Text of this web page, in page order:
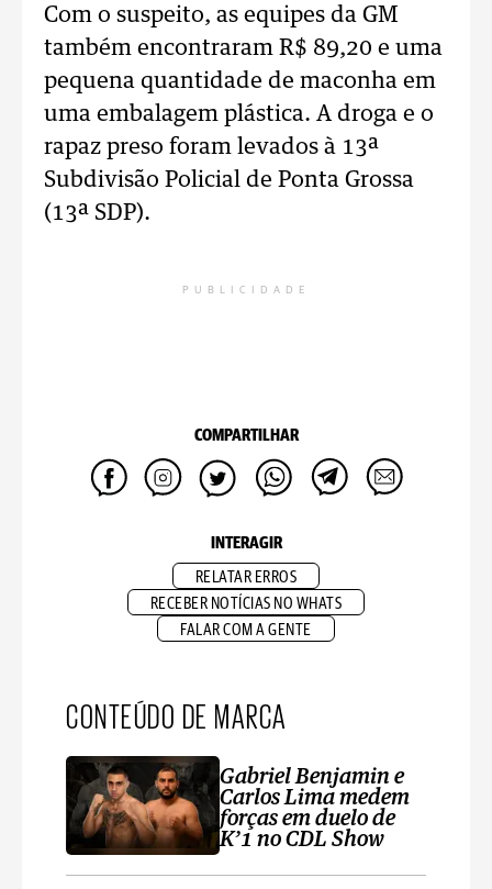
Com o suspeito, as equipes da GM
também encontraram R$ 89,20 e uma
pequena quantidade de maconha em
uma embalagem plástica. A droga e o
rapaz preso foram levados à 13ª
Subdivisão Policial de Ponta Grossa
(13ª SDP).
PUBLICIDADE
COMPARTILHAR
INTERAGIR
RELATAR ERROS
RECEBER NOTÍCIAS NO WHATS
FALAR COM A GENTE
CONTEÚDO DE MARCA
Gabriel Benjamin e
Carlos Lima medem
forças em duelo de
K’1 no CDL Show